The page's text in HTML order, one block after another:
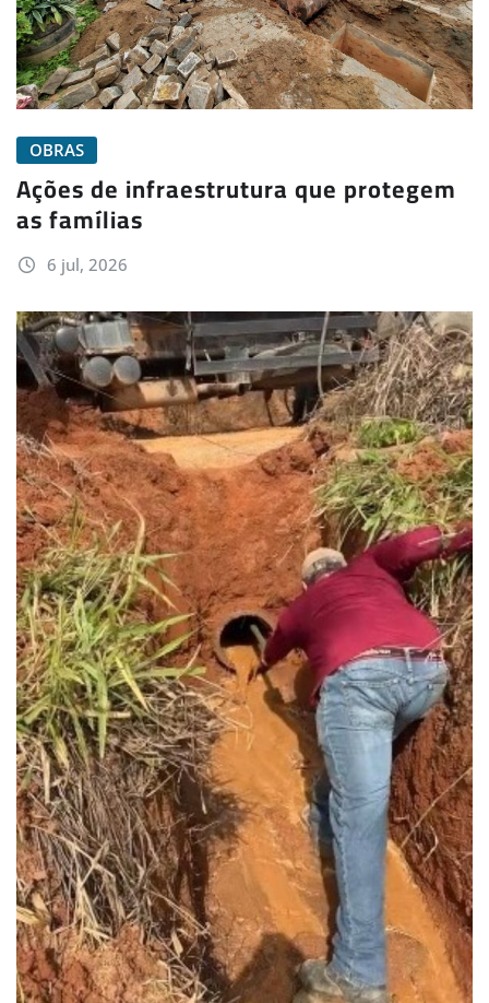
OBRAS
Ações de infraestrutura que protegem
as famílias
6 jul, 2026